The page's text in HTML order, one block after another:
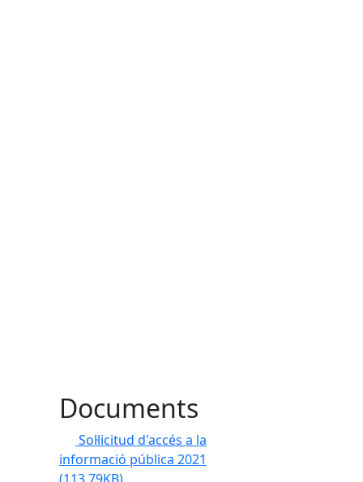
Documents
Sol·licitud d'accés a la
informació pública 2021